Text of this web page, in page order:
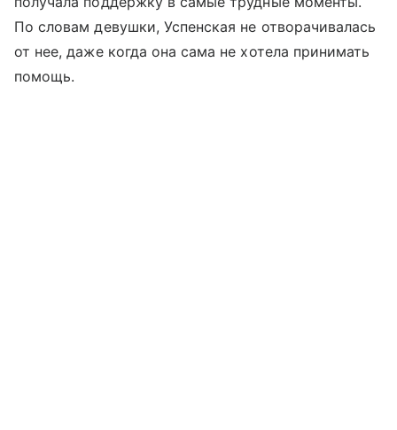
По словам девушки, Успенская не отворачивалась
от нее, даже когда она сама не хотела принимать
помощь.